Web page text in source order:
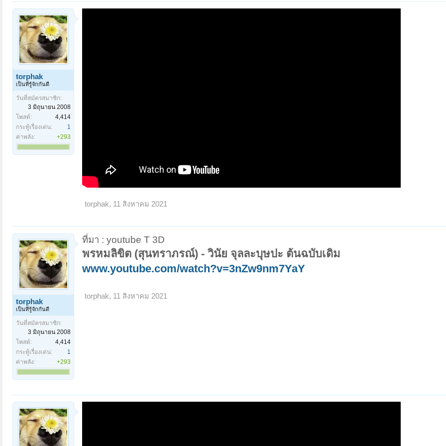
torphak
เป็นที่รู้จักกันดี
วันที่สมัครสมาชิก:
3 มิถุนายน 2008
โพสต์:
4,414
กระทู้เรื่องเด่น:
1
ค่าพลัง:
+293
torphak, 11 สิงหาคม 2021
torphak
เป็นที่รู้จักกันดี
วันที่สมัครสมาชิก:
3 มิถุนายน 2008
โพสต์:
4,414
กระทู้เรื่องเด่น:
1
ค่าพลัง:
+293
ที่มา : youtube T 3D
พรหมลิขิต (สุนทราภรณ์) - วินัย จุลละบุษปะ ต้นฉบับเดิม
www.youtube.com/watch?v=3nZw9nm7YaY
torphak, 11 สิงหาคม 2021